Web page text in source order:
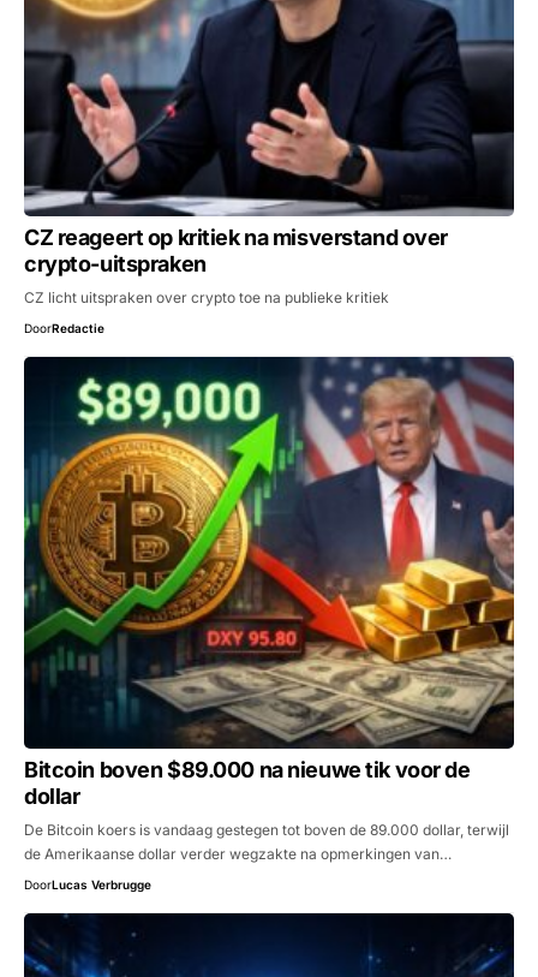
CZ reageert op kritiek na misverstand over
crypto-uitspraken
CZ licht uitspraken over crypto toe na publieke kritiek
DoorRedactie
Bitcoin boven $89.000 na nieuwe tik voor de
dollar
De Bitcoin koers is vandaag gestegen tot boven de 89.000 dollar, terwijl
de Amerikaanse dollar verder wegzakte na opmerkingen van…
DoorLucas Verbrugge